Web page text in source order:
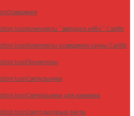
Освещение
Комплекты ՛՛звёздное небо՛՛ Cariitti
Комплекты освещения сауны Cariitti
Проекторы
Светильники
Светильники для хаммама
Светодиодные ленты